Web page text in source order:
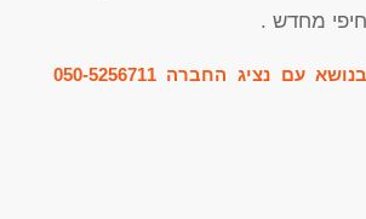
מחדש .
בנושא עם נציג החברה050-5256711